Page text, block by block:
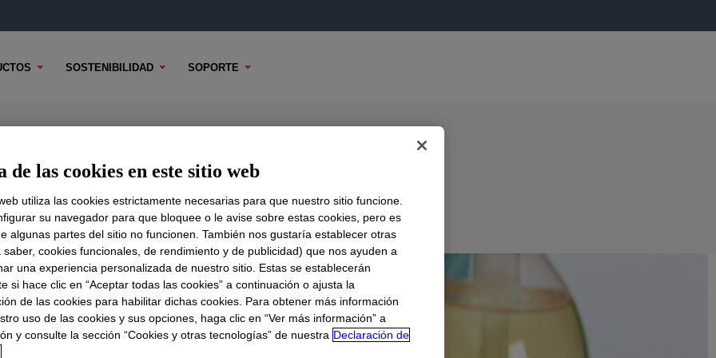
SOSTENIBILIDAD SOPORTE
Adhesive
TÉCNICO OPCIONES DE MUESTRA OPCIONES DE COMPRA
de las cookies en este sitio web
utiliza las cookies estrictamente necesarias para que nuestro sitio funcione.
su navegador para que bloquee o le avise sobre estas cookies, pero es
algunas partes del sitio no funcionen. También nos gustaría establecer otras
saber, cookies funcionales, de rendimiento y de publicidad) que nos ayuden a
una experiencia personalizada de nuestro sitio. Estas se establecerán
si hace clic en “Aceptar todas las cookies” a continuación o ajusta la
de las cookies para habilitar dichas cookies. Para obtener más información
uso de las cookies y sus opciones, haga clic en “Ver más información” a
y consulte la sección “Cookies y otras tecnologías” de nuestra Declaración de